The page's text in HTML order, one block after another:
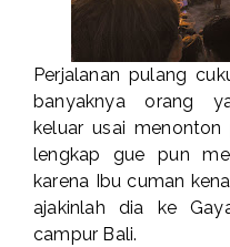
Perjalanan pulang
banyaknya orang
keluar usai
lengkap gue pun
karena Ibu cuman
ajakinlah dia ke
campur Bali.